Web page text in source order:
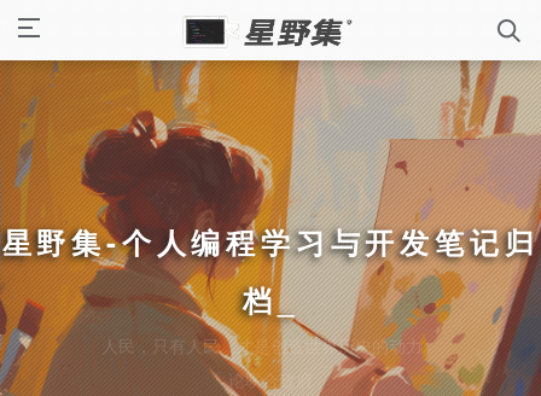
星野集-个人编程学习与开发笔记归
档_
人民，只有人民，才是创造世界历史的动力。
「 论联合政府 」